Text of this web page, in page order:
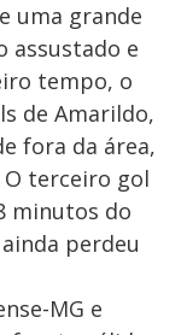
uma grande
assustado e
tempo, o
de Amarildo,
fora da área,
O terceiro gol
minutos do
perdeu
MG e